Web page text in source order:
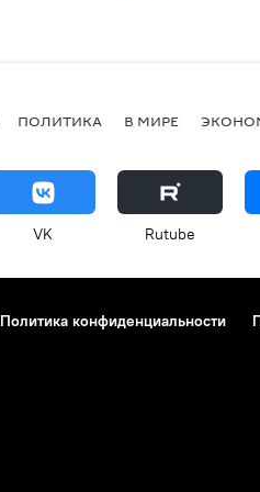
ПОЛИТИКА В МИРЕ
VK Rutube
Политика конфиденциальности